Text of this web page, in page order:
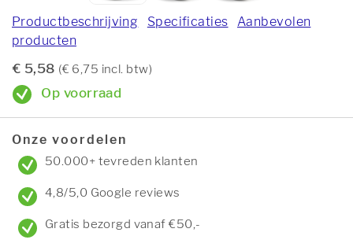
Productbeschrijving Specificaties
Aanbevolen
producten
€ 5,58 (€ 6,75 incl. btw)
Op voorraad
Onze voordelen
50.000+ tevreden klanten
4,8/5,0 Google reviews
Gratis bezorgd vanaf €50,-